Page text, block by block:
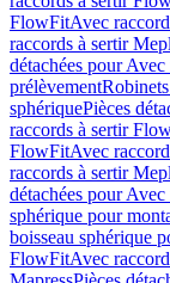
FlowFitAvec
raccords à sertir
détachées pour
prélèvement
sphériquePièces
raccords à sertir
FlowFitAvec
raccords à sertir
détachées pour
sphérique pour
boisseau sphérique
FlowFitAvec